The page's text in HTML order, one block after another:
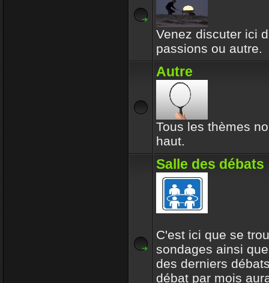
Venez discuter ici
passions ou autre.
Autre
Tous les thèmes
haut.
Salle des débats
C'est ici que se
sondages ainsi
des derniers
débat par mois